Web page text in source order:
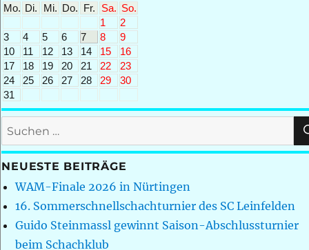
Mo. Di. Mi. Do. Fr. Sa. So.
1
2
3
4 5 6 7 8
9
10
11 12 13 14 15
16
17
18 19 20 21 22
23
24
25 26 27 28 29
30
31
Suchen
nach:
NEUESTE BEITRÄGE
WAM-Finale 2026 in Nürtingen
16. Sommerschnellschachturnier des SC Leinfelden
Guido Steinmassl gewinnt Saison-Abschlussturnier
beim Schachklub